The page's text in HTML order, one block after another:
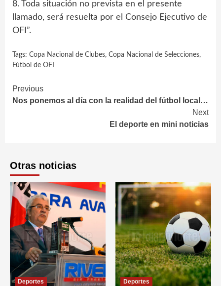
8. Toda situación no prevista en el presente
llamado, será resuelta por el Consejo Ejecutivo de
OFI”.
Tags: Copa Nacional de Clubes, Copa Nacional de Selecciones,
Fútbol de OFI
Continue
Reading
Previous
Nos ponemos al día con la realidad del fútbol local…
Next
El deporte en mini noticias
Otras noticias
Deportes Deportes